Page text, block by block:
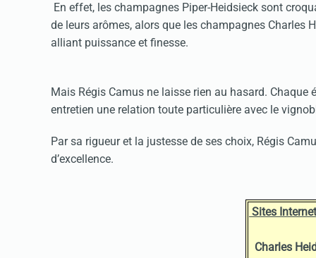
En effet, les champagnes Piper-Heidsieck sont
de leurs arômes, alors que les champagnes Charles
alliant puissance et finesse.
Mais Régis Camus ne laisse rien au hasard.
entretien une relation toute particulière avec le
Par sa rigueur et la justesse de ses choix, Régis
d’excellence.
Sites
Charles